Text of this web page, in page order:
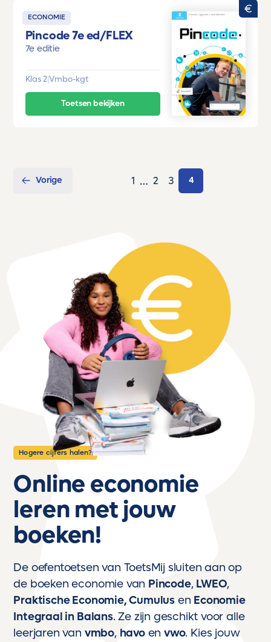
ECONOMIE
Pincode 7e ed/FLEX
7e editie
Klas 2|Vmbo-kgt
Toetsen bekijken
Vorige 1 … 2 3 4
Hogere cijfers halen?
Online economie
leren met jouw
boeken!
De oefentoetsen van ToetsMij sluiten aan op
de boeken economie van Pincode, LWEO,
Praktische Economie,Cumulus en Economie
Integraal in Balans. Ze zijn geschikt voor alle
leerjaren van vmbo, havoenvwo. Kies jouw